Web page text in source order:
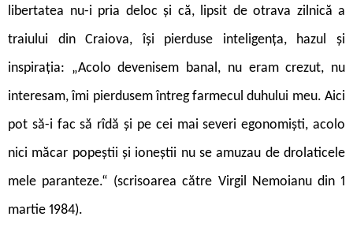
libertatea nu-i pria deloc și că, lipsit de otrava zilnică a
traiului din Craiova, își pierduse inteligența, hazul și
inspirația: „Acolo devenisem banal, nu eram crezut, nu
interesam, îmi pierdusem întreg farmecul duhului meu. Aici
pot să-i fac să rîdă și pe cei mai severi egonomiști, acolo
nici măcar popeștii și ioneștii nu se amuzau de drolaticele
mele paranteze.“ (scrisoarea către Virgil Nemoianu din 1
martie 1984).